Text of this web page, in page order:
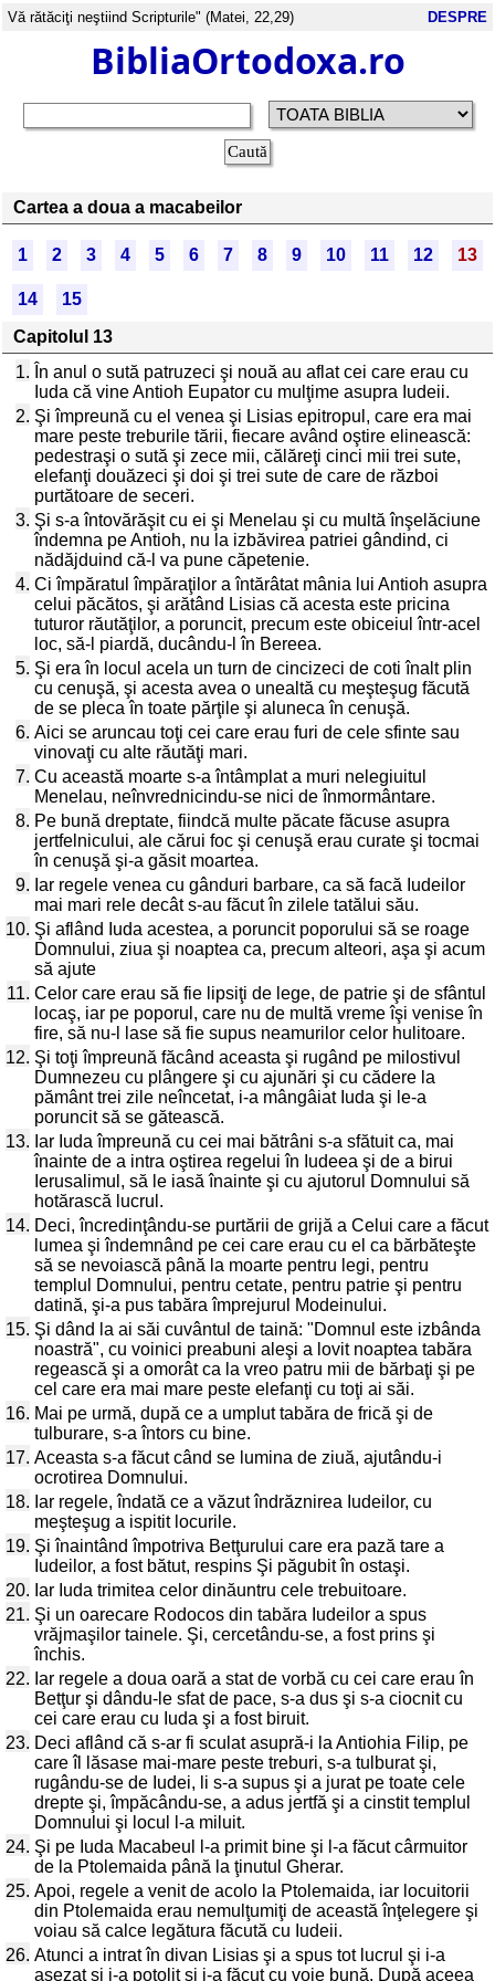
Vă rătăciţi neştiind Scripturile" (Matei, 22,29) DESPRE
BibliaOrtodoxa.ro
Cartea a doua a macabeilor
1 2 3 4 5 6 7 8 9 10 11 12 13
14
15
Capitolul 13
1. În anul o sută patruzeci şi nouă au aflat cei care erau cu
Iuda că vine Antioh Eupator cu mulţime asupra Iudeii.
2. Şi împreună cu el venea şi Lisias epitropul, care era mai
mare peste treburile tării, fiecare având oştire elinească:
pedestraşi o sută şi zece mii, călăreţi cinci mii trei sute,
elefanţi douăzeci şi doi şi trei sute de care de război
purtătoare de seceri.
3. Şi s-a întovărăşit cu ei şi Menelau şi cu multă înşelăciune
îndemna pe Antioh, nu la izbăvirea patriei gândind, ci
nădăjduind că-l va pune căpetenie.
4. Ci împăratul împăraţilor a întărâtat mânia lui Antioh asupra
celui păcătos, şi arătând Lisias că acesta este pricina
tuturor răutăţilor, a poruncit, precum este obiceiul într-acel
loc, să-l piardă, ducându-l în Bereea.
5. Şi era în locul acela un turn de cincizeci de coti înalt plin
cu cenuşă, şi acesta avea o unealtă cu meşteşug făcută
de se pleca în toate părţile şi aluneca în cenuşă.
6. Aici se aruncau toţi cei care erau furi de cele sfinte sau
vinovaţi cu alte răutăţi mari.
7. Cu această moarte s-a întâmplat a muri nelegiuitul
Menelau, neînvrednicindu-se nici de înmormântare.
8. Pe bună dreptate, fiindcă multe păcate făcuse asupra
jertfelnicului, ale cărui foc şi cenuşă erau curate şi tocmai
în cenuşă şi-a găsit moartea.
9. Iar regele venea cu gânduri barbare, ca să facă Iudeilor
mai mari rele decât s-au făcut în zilele tatălui său.
10. Şi aflând Iuda acestea, a poruncit poporului să se roage
Domnului, ziua şi noaptea ca, precum alteori, aşa şi acum
să ajute
11. Celor care erau să fie lipsiţi de lege, de patrie şi de sfântul
locaş, iar pe poporul, care nu de multă vreme îşi venise în
fire, să nu-l lase să fie supus neamurilor celor hulitoare.
12. Şi toţi împreună făcând aceasta şi rugând pe milostivul
Dumnezeu cu plângere şi cu ajunări şi cu cădere la
pământ trei zile neîncetat, i-a mângâiat Iuda şi le-a
poruncit să se gătească.
13. Iar Iuda împreună cu cei mai bătrâni s-a sfătuit ca, mai
înainte de a intra oştirea regelui în Iudeea şi de a birui
Ierusalimul, să le iasă înainte şi cu ajutorul Domnului să
hotărască lucrul.
14. Deci, încredinţându-se purtării de grijă a Celui care a făcut
lumea şi îndemnând pe cei care erau cu el ca bărbăteşte
să se nevoiască până la moarte pentru legi, pentru
templul Domnului, pentru cetate, pentru patrie şi pentru
datină, şi-a pus tabăra împrejurul Modeinului.
15. Şi dând la ai săi cuvântul de taină: "Domnul este izbânda
noastră", cu voinici preabuni aleşi a lovit noaptea tabăra
regească şi a omorât ca la vreo patru mii de bărbaţi şi pe
cel care era mai mare peste elefanţi cu toţi ai săi.
16. Mai pe urmă, după ce a umplut tabăra de frică şi de
tulburare, s-a întors cu bine.
17. Aceasta s-a făcut când se lumina de ziuă, ajutându-i
ocrotirea Domnului.
18. Iar regele, îndată ce a văzut îndrăznirea Iudeilor, cu
meşteşug a ispitit locurile.
19. Şi înaintând împotriva Betţurului care era pază tare a
Iudeilor, a fost bătut, respins Şi păgubit în ostaşi.
20. Iar Iuda trimitea celor dinăuntru cele trebuitoare.
21. Şi un oarecare Rodocos din tabăra Iudeilor a spus
vrăjmaşilor tainele. Şi, cercetându-se, a fost prins şi
închis.
22. Iar regele a doua oară a stat de vorbă cu cei care erau în
Betţur şi dându-le sfat de pace, s-a dus şi s-a ciocnit cu
cei care erau cu Iuda şi a fost biruit.
23. Deci aflând că s-ar fi sculat asupră-i la Antiohia Filip, pe
care îl lăsase mai-mare peste treburi, s-a tulburat şi,
rugându-se de Iudei, li s-a supus şi a jurat pe toate cele
drepte şi, împăcându-se, a adus jertfă şi a cinstit templul
Domnului şi locul l-a miluit.
24. Şi pe Iuda Macabeul l-a primit bine şi l-a făcut cârmuitor
de la Ptolemaida până la ţinutul Gherar.
25. Apoi, regele a venit de acolo la Ptolemaida, iar locuitorii
din Ptolemaida erau nemulţumiţi de această înţelegere şi
voiau să calce legătura făcută cu Iudeii.
26. Atunci a intrat în divan Lisias şi a spus tot lucrul şi i-a
aşezat şi i-a potolit şi i-a făcut cu voie bună. După aceea